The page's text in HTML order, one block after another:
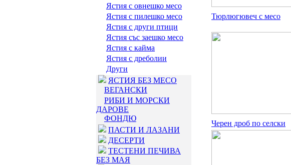
Ястия с овнешко месо
Ястия с пилешко месо
Ястия с други птици
Ястия със заешко месо
Ястия с кайма
Ястия с дреболии
Други
ЯСТИЯ БЕЗ МЕСО
ВЕГАНСКИ
РИБИ И МОРСКИ
ДАРОВЕ
ФОНДЮ
ПАСТИ И ЛАЗАНИ
ДЕСЕРТИ
ТЕСТЕНИ ПЕЧИВА
БЕЗ МАЯ
Тюрлюгювеч с месо
Черен дроб по селски